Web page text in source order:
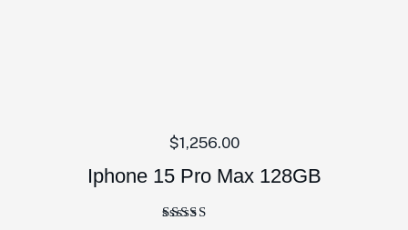
$1,256.00
Iphone 15 Pro Max 128GB